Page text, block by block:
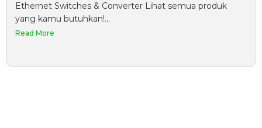
Ethernet Switches & Converter Lihat semua produk
yang kamu butuhkan!...
Read More